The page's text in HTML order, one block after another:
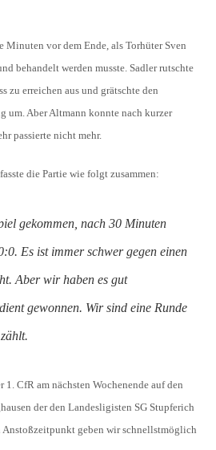
Minuten vor dem Ende, als Torhüter Sven
behandelt werden musste. Sadler rutschte
zu erreichen aus und grätschte den
um. Aber Altmann konnte nach kurzer
passierte nicht mehr.
die Partie wie folgt zusammen:
gekommen, nach 30 Minuten
Es ist immer schwer gegen einen
Aber wir haben es gut
gewonnen. Wir sind eine Runde
CfR am nächsten Wochenende auf den
der den Landesligisten SG Stupferich
Anstoßzeitpunkt geben wir schnellstmöglich